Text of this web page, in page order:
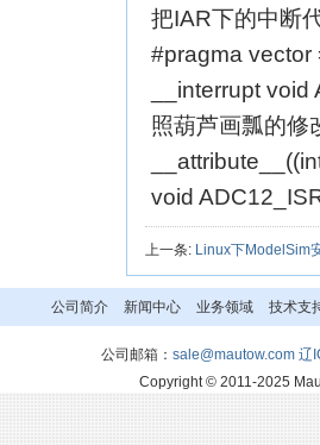
把IAR下的中断
#pragma vector
__interrupt
照葫芦画瓢的修
void
上一条: Linux下ModelSim
公司简介 新闻中心 业务领域 技术支
公司邮箱： sale@mautow.com 辽
Copyright © 2011-2025